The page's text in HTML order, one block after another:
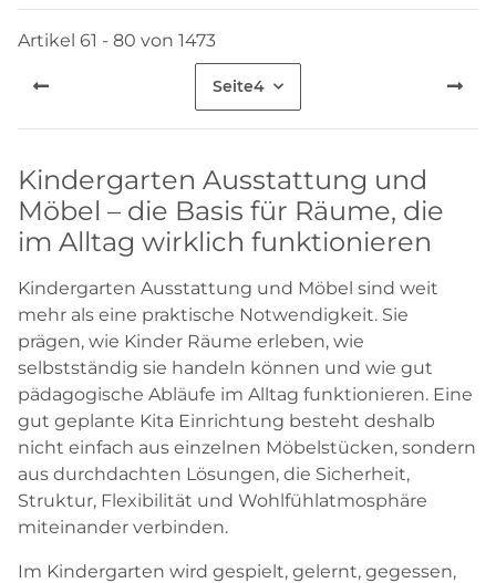
Artikel 61 - 80 von 1473
Seite4
Kindergarten Ausstattung und
Möbel – die Basis für Räume, die
im Alltag wirklich funktionieren
Kindergarten Ausstattung und Möbel sind weit
mehr als eine praktische Notwendigkeit. Sie
prägen, wie Kinder Räume erleben, wie
selbstständig sie handeln können und wie gut
pädagogische Abläufe im Alltag funktionieren. Eine
gut geplante Kita Einrichtung besteht deshalb
nicht einfach aus einzelnen Möbelstücken, sondern
aus durchdachten Lösungen, die Sicherheit,
Struktur, Flexibilität und Wohlfühlatmosphäre
miteinander verbinden.
Im Kindergarten wird gespielt, gelernt, gegessen,